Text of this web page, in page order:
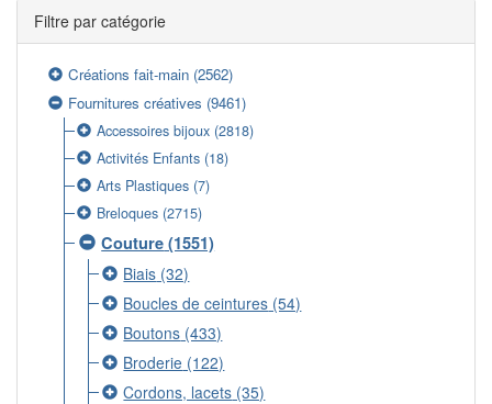
Filtre par catégorie
Créations fait-main (2562)
Fournitures créatives (9461)
Accessoires bijoux (2818)
Activités Enfants (18)
Arts Plastiques (7)
Breloques (2715)
Couture (1551)
Biais (32)
Boucles de ceintures (54)
Boutons (433)
Broderie (122)
Cordons, lacets (35)